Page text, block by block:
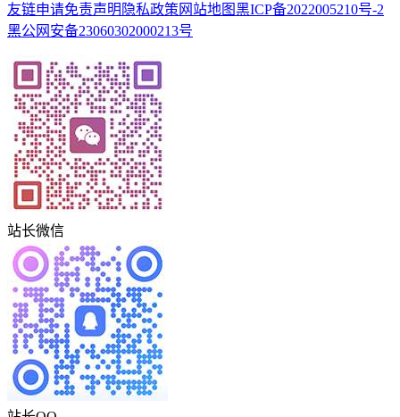
友链申请免责声明 隐私政策 网站地图黑ICP备2022005210号-2
黑公网安备23060302000213号
站长微信